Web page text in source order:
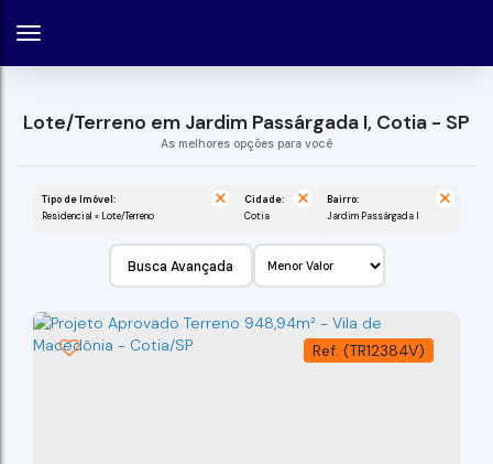
Lote/Terreno em Jardim Passárgada I, Cotia - SP
Tipo de Imóvel:
Residencial » Lote/Terreno
Cidade:
Cotia
Bairro:
Jardim Passárgada I
Busca Avançada
(TR12384V)